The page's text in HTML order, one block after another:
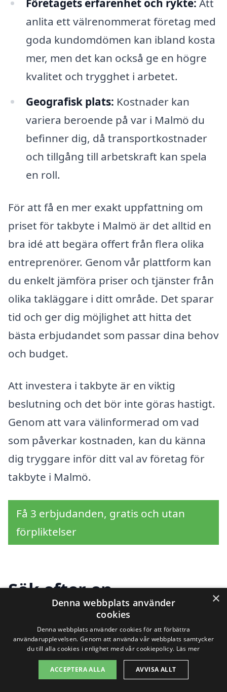
Företagets erfarenhet och rykte: Att
anlita ett välrenommerat företag med
goda kundomdömen kan ibland kosta
mer, men det kan också ge en högre
kvalitet och trygghet i arbetet.
Geografisk plats: Kostnader kan
variera beroende på var i Malmö du
befinner dig, då transportkostnader
och tillgång till arbetskraft kan spela
en roll.
För att få en mer exakt uppfattning om
priset för takbyte i Malmö är det alltid en
bra idé att begära offert från flera olika
entreprenörer. Genom vår plattform kan
du enkelt jämföra priser och tjänster från
olika takläggare i ditt område. Det sparar
tid och ger dig möjlighet att hitta det
bästa erbjudandet som passar dina behov
och budget.
Att investera i takbyte är en viktig
beslutning och det bör inte göras hastigt.
Genom att vara välinformerad om vad
som påverkar kostnaden, kan du känna
dig tryggare inför ditt val av företag för
takbyte i Malmö.
Få 3 erbjudanden, gratis och utan
förpliktelser
Sök efter en
professionell för
takbyte i andra städer
nära Malmö
×
Denna webbplats använder
cookies
Denna webbplats använder cookies för att förbättra
användarupplevelsen. Genom att använda vår webbplats samtycker
du till alla cookies i enlighet med vår cookiepolicy. Läs mer
ACCEPTERA ALLA AVVISA ALLT